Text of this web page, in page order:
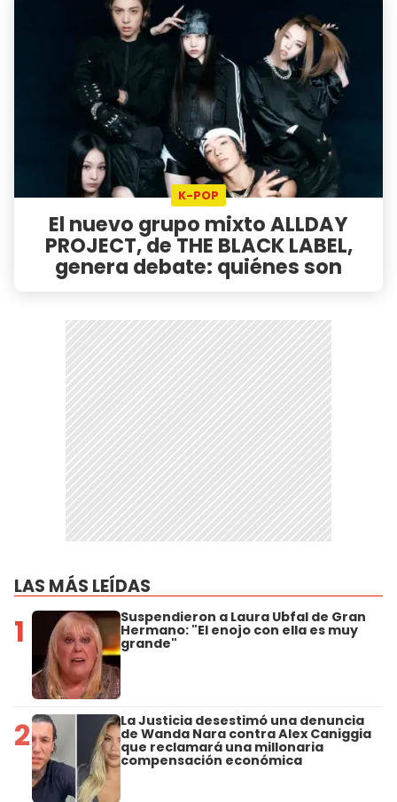
K-POP
El nuevo grupo mixto ALLDAY
PROJECT, de THE BLACK LABEL,
genera debate: quiénes son
LAS MÁS LEÍDAS
1 Suspendieron a Laura Ubfal de Gran
Hermano: "El enojo con ella es muy
grande"
2 La Justicia desestimó una denuncia
de Wanda Nara contra Alex Caniggia
que reclamará una millonaria
compensación económica